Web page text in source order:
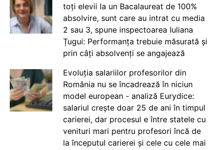
toți elevii la un Bacalaureat de 100%
absolvire, sunt care au intrat cu media
2 sau 3, spune inspectoarea Iuliana
Țugui: Performanța trebuie măsurată și
prin câți absolvenți se angajează
Evoluția salariilor profesorilor din
România nu se încadrează în niciun
model european - analiză Eurydice:
salariul crește doar 25 de ani în timpul
carierei, dar procesul e între statele cu
venituri mari pentru profesori încă de
la începutul carierei și cele cu cele mai